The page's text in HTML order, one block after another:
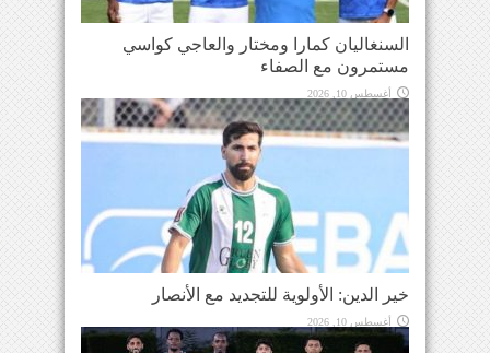
السنغاليان كمارا ومختار والعاجي كواسي
مستمرون مع الصفاء
أغسطس 10, 2026
خير الدين: الأولوية للتجديد مع الأنصار
أغسطس 10, 2026